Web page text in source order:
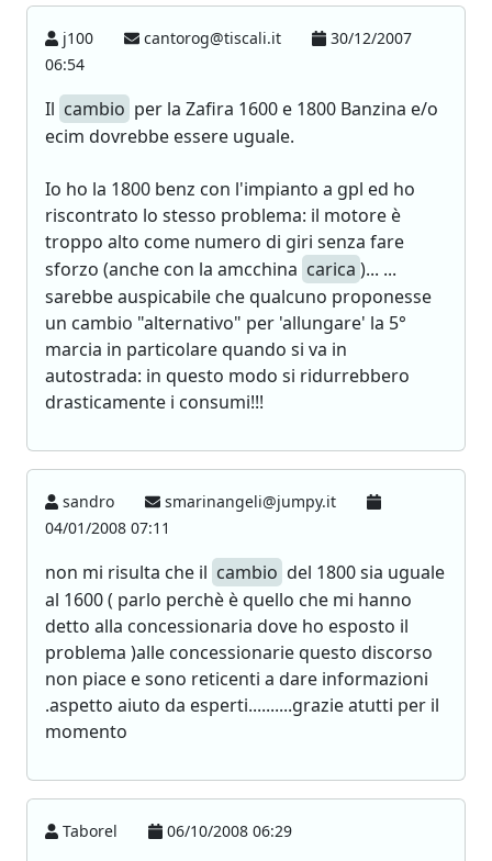
j100 cantorog@tiscali.it
30/12/2007
06:54
Il cambio per la Zafira 1600 e 1800 Banzina e/o
ecim dovrebbe essere uguale.
Io ho la 1800 benz con l'impianto a gpl ed ho
riscontrato lo stesso problema: il motore è
troppo alto come numero di giri senza fare
sforzo (anche con la amcchina carica )... ...
sarebbe auspicabile che qualcuno proponesse
un cambio "alternativo" per 'allungare' la 5°
marcia in particolare quando si va in
autostrada: in questo modo si ridurrebbero
drasticamente i consumi!!!
sandro
smarinangeli@jumpy.it
04/01/2008 07:11
non mi risulta che il cambio del 1800 sia uguale
al 1600 ( parlo perchè è quello che mi hanno
detto alla concessionaria dove ho esposto il
problema )alle concessionarie questo discorso
non piace e sono reticenti a dare informazioni
.aspetto aiuto da esperti..........grazie atutti per il
momento
Taborel 06/10/2008 06:29